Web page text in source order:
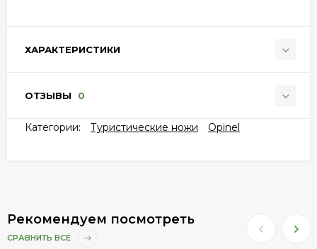
ХАРАКТЕРИСТИКИ
ОТЗЫВЫ 0
Категории: Туристические ножи Opinel
Рекомендуем посмотреть
СРАВНИТЬ ВСЕ